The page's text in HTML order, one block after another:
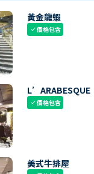
黃金龍蝦
check價格包含
L’ARABESQUE
check價格包含
美式牛排屋